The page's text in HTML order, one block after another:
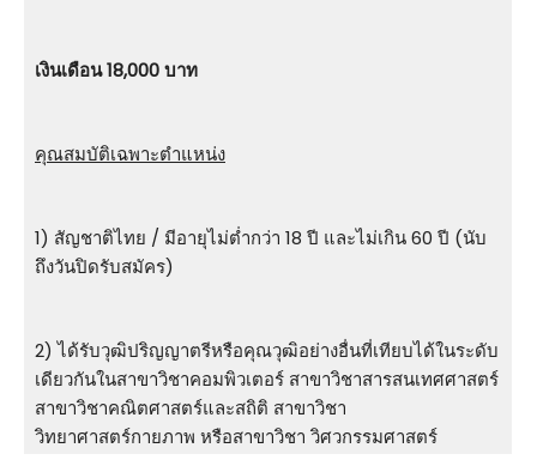
เงินเดือน 18,000 บาท
คุณสมบัติเฉพาะตำแหน่ง
1) สัญชาติไทย / มีอายุไม่ต่ำกว่า 18 ปี และไม่เกิน 60 ปี (นับ
ถึงวันปิดรับสมัคร)
2) ได้รับวุฒิปริญญาตรีหรือคุณวุฒิอย่างอื่นที่เทียบได้ในระดับ
เดียวกันในสาขาวิชาคอมพิวเตอร์ สาขาวิชาสารสนเทศศาสตร์
สาขาวิชาคณิตศาสตร์และสถิติ สาขาวิชา
วิทยาศาสตร์กายภาพ หรือสาขาวิชา วิศวกรรมศาสตร์